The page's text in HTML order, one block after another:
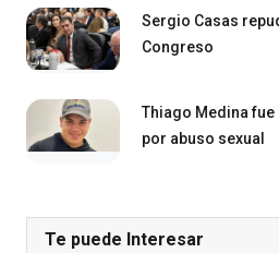
Sergio Casas
Congreso
Thiago Medina
por abuso sexual
Te puede Interesar